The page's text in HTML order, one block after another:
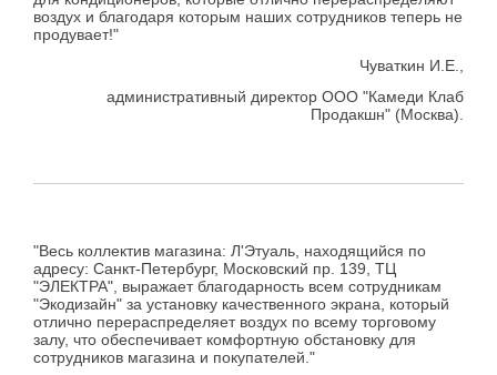
воздух и благодаря которым наших сотрудников теперь не
продувает!"
Чуваткин И.Е.,
административный директор ООО "Камеди Клаб
Продакшн" (Москва).
"Весь коллектив магазина: Л'Этуаль, находящийся по
адресу: Санкт-Петербург, Московский пр. 139, ТЦ
"ЭЛЕКТРА", выражает благодарность всем сотрудникам
"Экодизайн" за установку качественного экрана, который
отлично перераспределяет воздух по всему торговому
залу, что обеспечивает комфортную обстановку для
сотрудников магазина и покупателей."